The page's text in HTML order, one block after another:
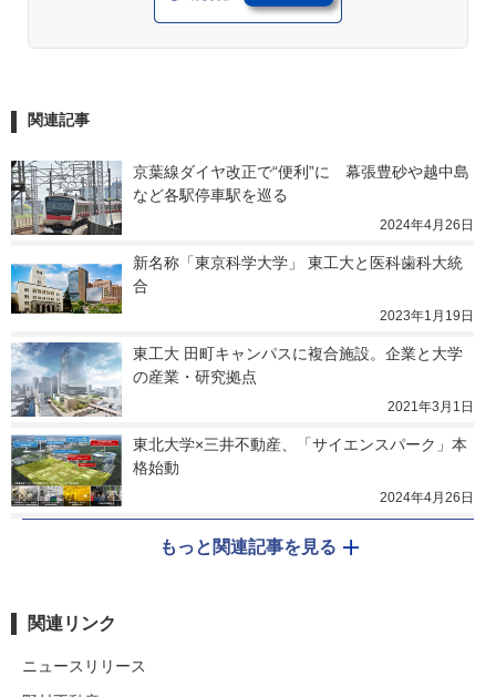
関連記事
京葉線ダイヤ改正で“便利”に　幕張豊砂や越中島
など各駅停車駅を巡る
2024年4月26日
新名称「東京科学大学」 東工大と医科歯科大統
合
2023年1月19日
東工大 田町キャンパスに複合施設。企業と大学
の産業・研究拠点
2021年3月1日
東北大学×三井不動産、「サイエンスパーク」本
格始動
2024年4月26日
もっと関連記事を見る
関連リンク
ニュースリリース